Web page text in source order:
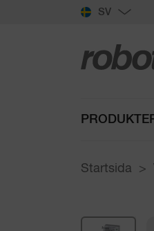
SV
Startsida